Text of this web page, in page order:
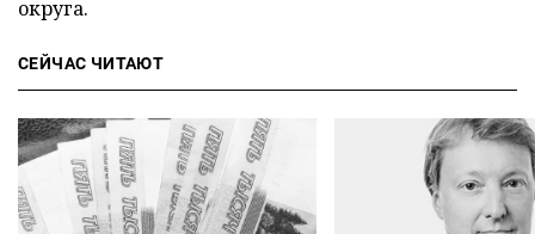
округа.
СЕЙЧАС ЧИТАЮТ